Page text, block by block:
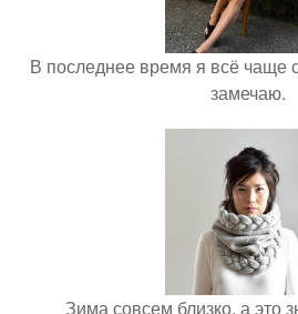
В последнее время я всё чаще
замечаю.
Зима совсем близко, а это